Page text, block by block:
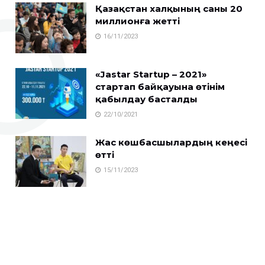
Қазақстан халқының саны 20
миллионға жетті
16/11/2023
«Jastar Startup – 2021»
стартап байқауына өтінім
қабылдау басталды
22/10/2021
Жас көшбасшылардың кеңесі
өтті
15/11/2023